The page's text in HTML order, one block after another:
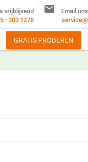
vrijblijvend
- 303 1278

Email ons
service@
GRATIS PROBEREN